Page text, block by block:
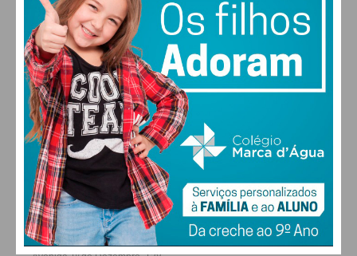
SEX SÁB DOM
ALTERAR
FARMACIAS DE SERVIÇO EM PAÇOS DE
FERREIRA